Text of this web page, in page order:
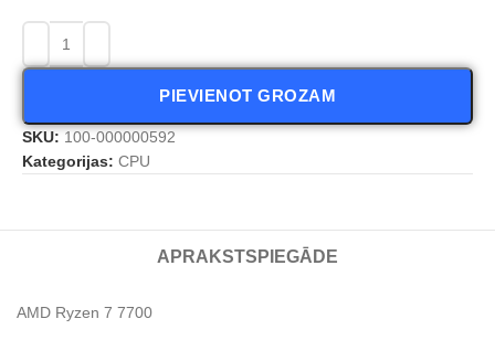
PIEVIENOT GROZAM
SKU: 100-000000592
Kategorijas: CPU
APRAKSTS PIEGĀDE
AMD Ryzen 7 7700